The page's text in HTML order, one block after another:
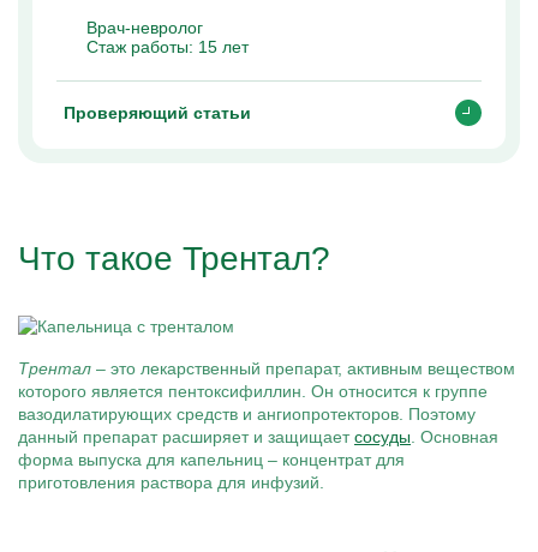
Врач-невролог
Стаж работы: 15 лет
Проверяющий статьи
Что такое Трентал?
Трентал – это лекарственный препарат, активным веществом
которого является пентоксифиллин. Он относится к группе
вазодилатирующих средств и ангиопротекторов. Поэтому
данный препарат расширяет и защищаетсосуды . Основная
форма выпуска для капельниц – концентрат для
приготовления раствора для инфузий.